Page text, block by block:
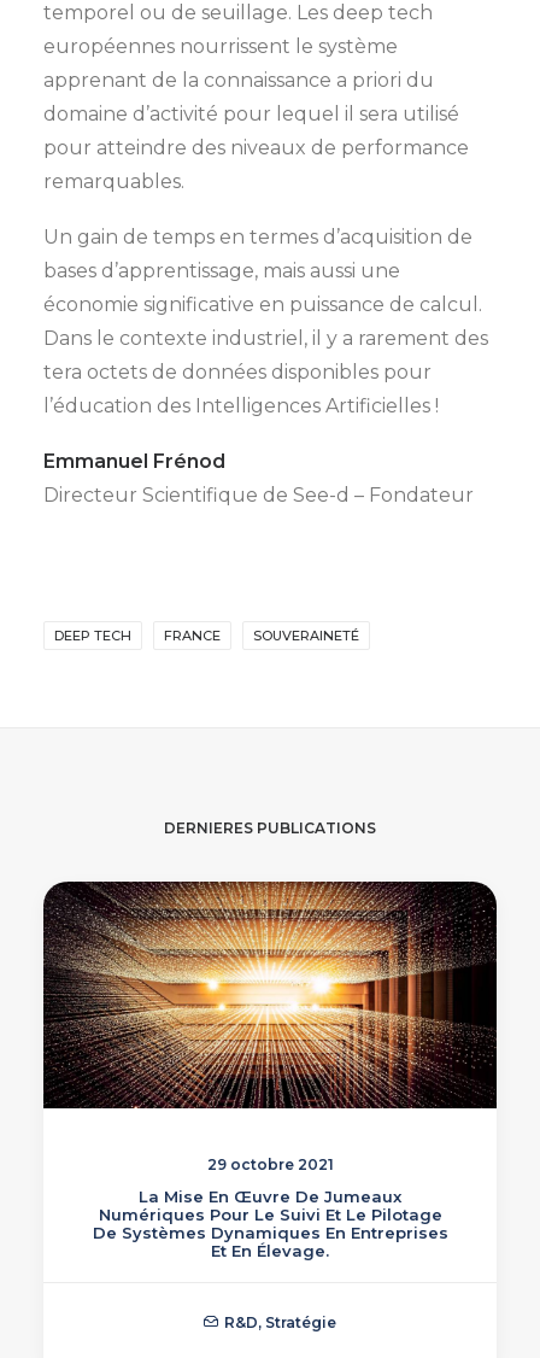
temporel ou de seuillage. Les deep tech
européennes nourrissent le système
apprenant de la connaissance a priori du
domaine d’activité pour lequel il sera utilisé
pour atteindre des niveaux de performance
remarquables.
Un gain de temps en termes d’acquisition de
bases d’apprentissage, mais aussi une
économie significative en puissance de calcul.
Dans le contexte industriel, il y a rarement des
tera octets de données disponibles pour
l’éducation des Intelligences Artificielles !
Emmanuel Frénod
Directeur Scientifique de See-d – Fondateur
DEEP TECH FRANCE SOUVERAINETÉ
DERNIERES PUBLICATIONS
29 octobre 2021
La Mise En Œuvre De Jumeaux
Numériques Pour Le Suivi Et Le Pilotage
De Systèmes Dynamiques En Entreprises
Et En Élevage.
R&D, Stratégie